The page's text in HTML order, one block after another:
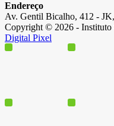
Endereço
Av. Gentil Bicalho, 412 -
Copyright © 2026 - Instituto
Digital Pixel